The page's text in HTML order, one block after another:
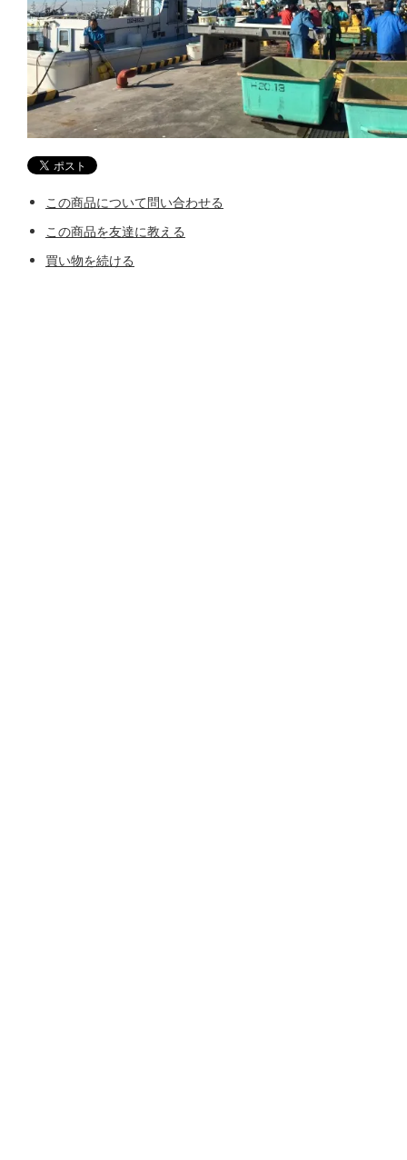
この商品について問い合わせる
この商品を友達に教える
買い物を続ける